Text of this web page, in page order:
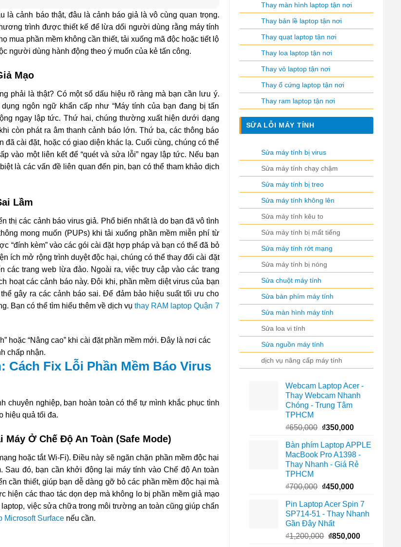
là cảnh báo thật, đâu là cảnh báo giả là vô cùng quan trọng.
trình được thiết kế để lừa dối người dùng rằng máy tính
mua phần mềm không cần thiết, tải xuống mã độc hoặc tiết lộ
người dùng hành động theo ý muốn của kẻ tấn công.
Mạo
phải là thật? Có một số dấu hiệu rõ ràng mà bạn cần lưu ý.
ngôn ngữ khẩn cấp như “Máy tính của bạn đang bị tấn
ngay lập tức. Thứ hai, chúng thường xuất hiện dưới dạng
còn phát ra âm thanh cảnh báo lớn. Thứ ba, các thông báo
cài đặt, hoặc có giao diện khác lạ. Cuối cùng, chúng có thể
vào một liên kết để “quét và sửa lỗi” ngay lập tức. Nếu bạn
là các vấn đề liên quan đến pin, bạn có thể tham khảo dịch
Lầm
thị các cảnh báo virus giả. Phổ biến nhất là do bạn đã vô tình
mong muốn (PUPs) khi tải xuống phần mềm miễn phí từ
“đính kèm” vào các gói cài đặt hợp pháp và bạn có thể đã bỏ
ích mở rộng trình duyệt độc hại, chúng có thể thay đổi cài đặt
các trang web lừa đảo. Ngoài ra, việc truy cập vào các trang
hoạt các cảnh báo này. Đôi khi, phần mềm diệt virus của bạn
gây ra các cảnh báo sai. Để đảm bảo hiệu suất tối ưu cho
Bạn có thể tìm hiểu thêm về dịch vụthay RAM laptop Quận 7
hoặc “Nâng cao” khi cài đặt phần mềm mới. Đây là nơi các
chấp nhận.
Fix Lỗi Phần Mềm Báo Virus
nghiệp, bạn hoàn toàn có thể tự mình khắc phục tình
hiệu quả tối đa.
Ở Chế Độ An Toàn (Safe Mode)
hoặc tắt Wi-Fi). Điều này sẽ ngăn chặn phần mềm độc hại
đó, bạn cần khởi động lại máy tính vào Chế độ An toàn
cần thiết, giúp bạn dễ dàng gỡ bỏ các phần mềm độc hại mà
các thao tác dọn dẹp mà không lo bị phần mềm giả mạo
việc sửa chữa trong môi trường an toàn cũng giúp chẩn
Microsoft Surface nếu cần.
Thay màn hình laptop tận nơi
Thay bản lề laptop tận nơi
Thay quạt laptop tận nơi
Thay loa laptop tận nơi
Thay vỏ laptop tận nơi
Thay ổ cứng laptop tận nơi
Thay ram laptop tận nơi
SỬA LỖI MÁY TÍNH
Sửa máy tính bị virus
Sửa máy tính chạy chậm
Sửa máy tính bị treo
Sửa máy tính không lên
Sửa máy tính kêu to
Sửa máy tính bị mất tiếng
Sửa máy tính rớt mạng
Sửa máy tính bị nóng
Sửa chuột máy tính
Sửa bàn phím máy tính
Sửa màn hình máy tính
Sửa loa vi tính
Sửa nguồn máy tính
dịch vụ nâng cấp máy tính
Webcam Laptop Acer -
Thay Webcam Nhanh
Chóng - Trung Tâm
TPHCM
₫650,000 Giá
là:
₫650,000.
₫350,000Giá
tại
là:
₫350,000.
Bàn phím Laptop APPLE
MacBook Pro A1398 -
Thay Nhanh - Giá Rẻ
TPHCM
₫700,000 Giá
là:
₫700,000.
₫450,000Giá
tại
là:
Pin Laptop Acer Spin 7
SP714-51 - Thay Nhanh
Gần Đây Nhất
₫1,200,000 Giá
₫850,000Giá